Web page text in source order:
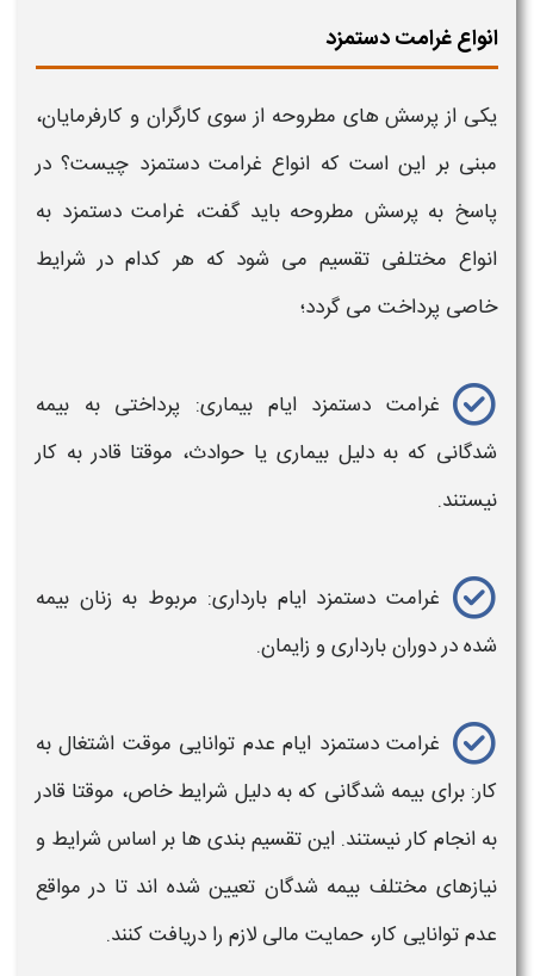
انواع غرامت دستمزد
یکی از پرسش های مطروحه از سوی کارگران و کارفرمایان،
مبنی بر این است که انواع غرامت دستمزد چیست؟ در
پاسخ به پرسش مطروحه باید گفت، غرامت دستمزد به
انواع مختلفی تقسیم می شود که هر کدام در شرایط
خاصی پرداخت می گردد؛
غرامت دستمزد ایام بیماری: پرداختی به بیمه‌
شدگانی که به دلیل بیماری یا حوادث، موقتا قادر به کار
نیستند.
غرامت دستمزد ایام بارداری: مربوط به زنان بیمه‌
شده در دوران بارداری و زایمان.
غرامت دستمزد ایام عدم توانایی موقت اشتغال به
کار: برای بیمه شدگانی که به دلیل شرایطخاص، موقتا قادر
به انجام کار نیستند. این تقسیم بندی ها بر اساس شرایط و
نیازهای مختلف بیمه شدگان تعیین شده اند تا در مواقع
عدم توانایی کار، حمایت مالی لازم را دریافت کنند.